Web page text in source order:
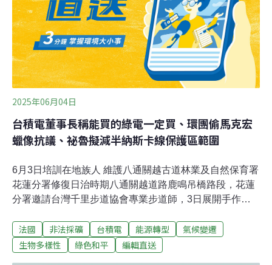
磨與精密清洗的次數。這使得每單位晶圓的耗電、耗水與
廢棄物產出，皆較傳統成熟製程呈現前所未見的爆炸性增
長。以竹科寶山二期四座2奈米廠的用水為例，環評估計
每日用水量高達9.8萬噸，單一廠區便占新竹地區總用水量
的16%至18
2025年06月04日
台積電董事長稱能買的綠電一定買、環團偷馬克宏
蠟像抗議、祕魯擬減半納斯卡線保護區範圍
6月3日培訓在地族人 維護八通關越古道林業及自然保育署
花蓮分署修復日治時期八通關越道路鹿鳴吊橋路段，花蓮
分署邀請台灣千里步道協會專業步道師，3日展開手作步
整修，為未來長期維護培力做充足準備。（自由時報報
導）魏哲家：台積電全力支持再生能源 能買的綠電一定買
法國 非法採礦 台積電 能源轉型
氣候變遷
生物多樣性
綠色和平 編輯直送